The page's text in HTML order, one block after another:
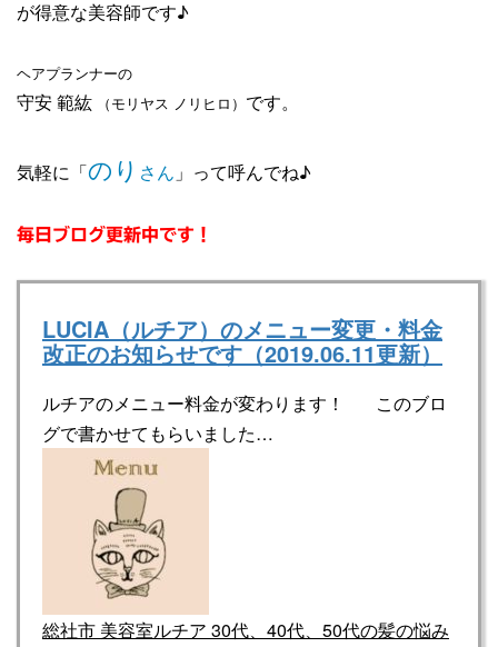
が得意な美容師です♪
ヘアプランナーの
守安 範紘 （モリヤス ノリヒロ） です。
気軽に「のり さん 」って呼んでね♪
毎日ブログ更新中です！
LUCIA（ルチア）のメニュー変更・料金
改正のお知らせです（2019.06.11更新）
ルチアのメニュー料金が変わります！ このブロ
グで書かせてもらいました…
総社市 美容室ルチア 30代、40代、50代の髪の悩み